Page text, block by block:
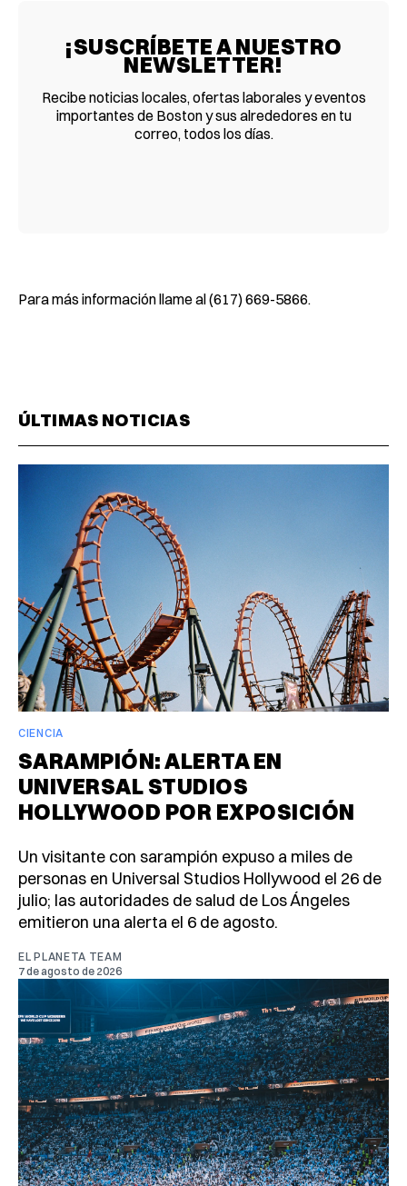
¡SUSCRÍBETE A NUESTRO
NEWSLETTER!
Recibe noticias locales, ofertas laborales y eventos
importantes de Boston y sus alrededores en tu
correo, todos los días.
Para más información llame al (617) 669-5866.
ÚLTIMAS NOTICIAS
CIENCIA
SARAMPIÓN: ALERTA EN
UNIVERSAL STUDIOS
HOLLYWOOD POR EXPOSICIÓN
Un visitante con sarampión expuso a miles de
personas en Universal Studios Hollywood el 26 de
julio; las autoridades de salud de Los Ángeles
emitieron una alerta el 6 de agosto.
EL PLANETA TEAM
7 de agosto de 2026